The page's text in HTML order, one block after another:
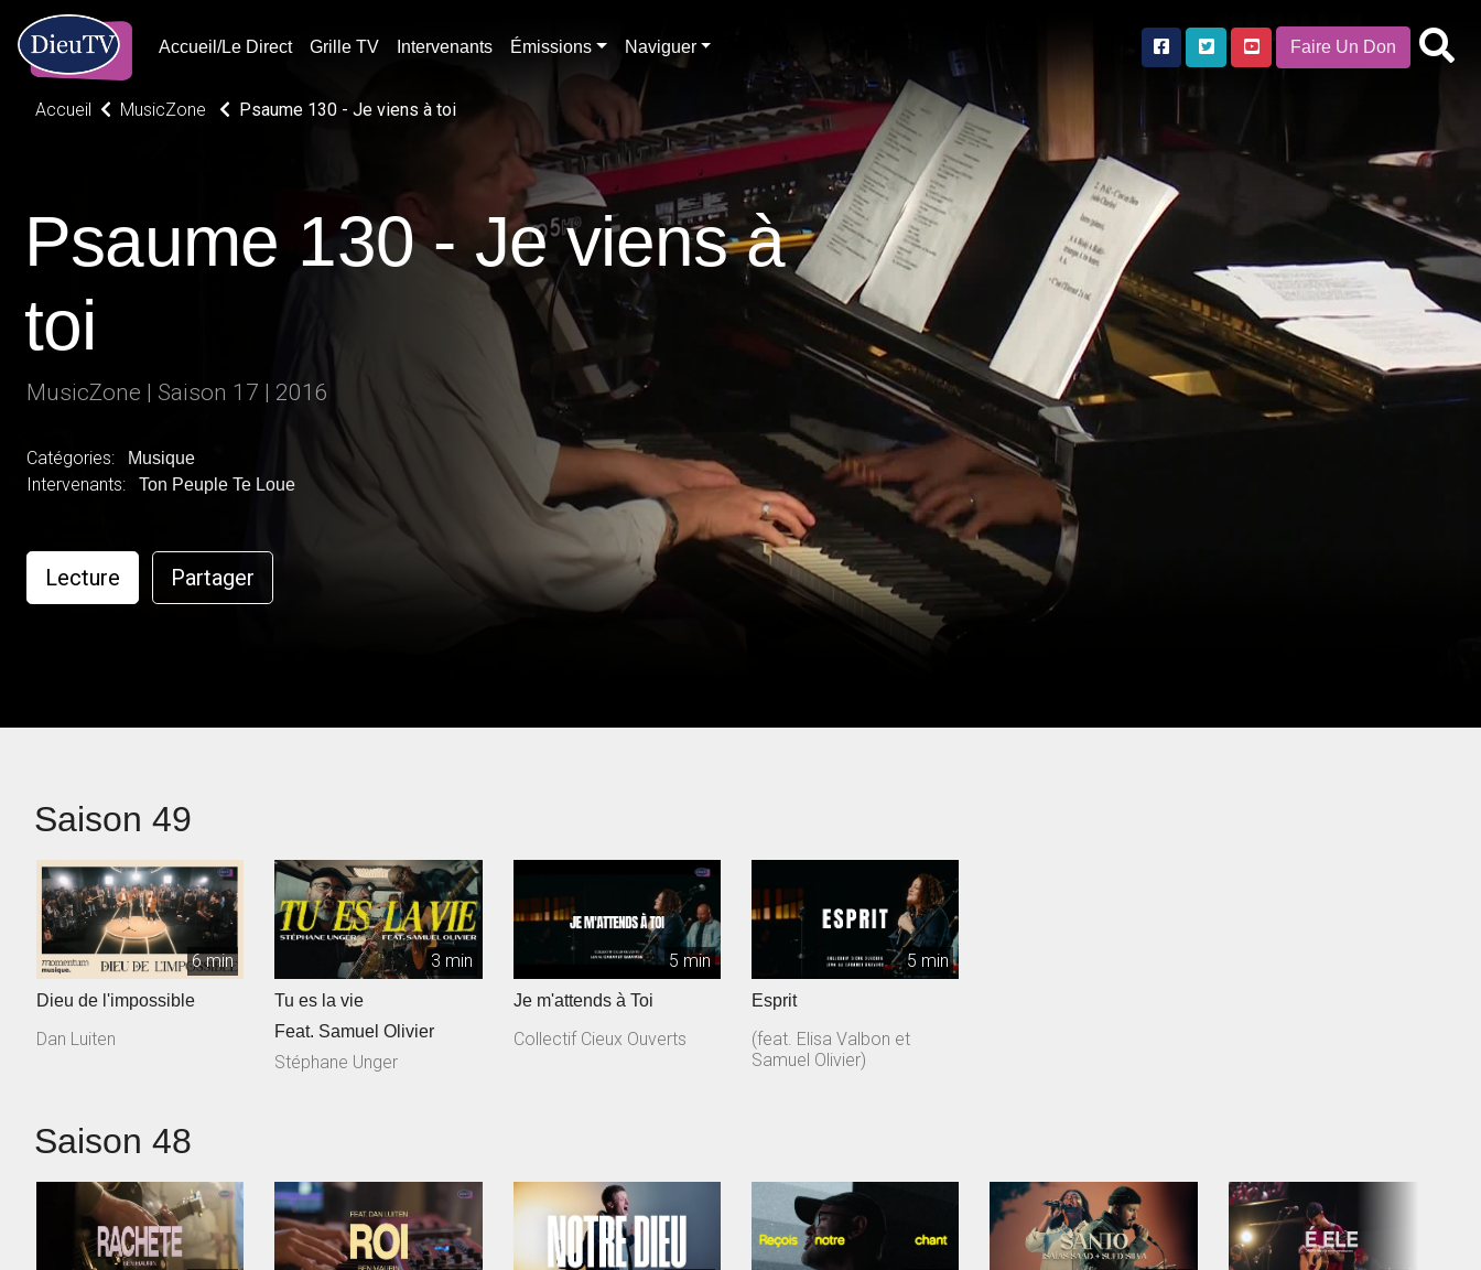
Accueil/Le Direct Grille TV Intervenants Émissions Naviguer Faire Un Don
Accueil MusicZone Psaume 130 - Je viens à toi
Psaume 130 - Je viens à
toi
MusicZone | Saison 17 | 2016
Catégories: Musique
Intervenants: Ton Peuple Te Loue
Lecture Partager
Saison 49
6 min
Dieu de l'impossible
Dan Luiten
3 min
Tu es la vie
Feat. Samuel Olivier
Stéphane Unger
5 min
Je m'attends à Toi
Collectif Cieux Ouverts
5 min
Esprit
(feat. Elisa Valbon et
Samuel Olivier)
Saison 48